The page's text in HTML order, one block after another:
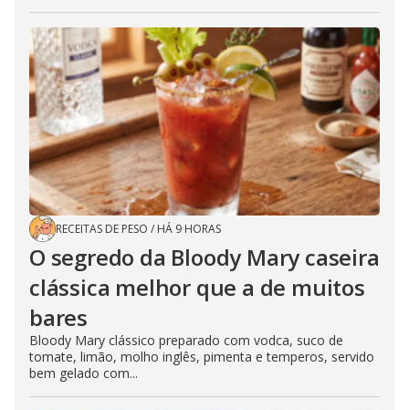
RECEITAS DE PESO / HÁ 9 HORAS
O segredo da Bloody Mary caseira
clássica melhor que a de muitos
bares
Bloody Mary clássico preparado com vodca, suco de
tomate, limão, molho inglês, pimenta e temperos, servido
bem gelado com...